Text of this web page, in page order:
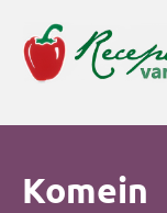
Komein